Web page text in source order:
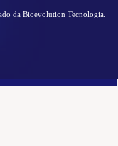
da Bioevolution Tecnologia.